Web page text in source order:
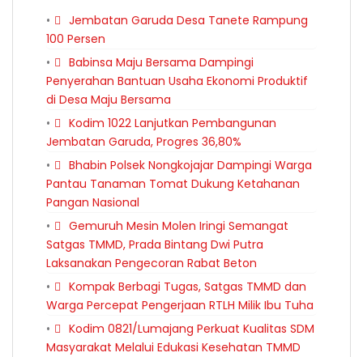
Jembatan Garuda Desa Tanete Rampung
100 Persen
Babinsa Maju Bersama Dampingi
Penyerahan Bantuan Usaha Ekonomi Produktif
di Desa Maju Bersama
Kodim 1022 Lanjutkan Pembangunan
Jembatan Garuda, Progres 36,80%
Bhabin Polsek Nongkojajar Dampingi Warga
Pantau Tanaman Tomat Dukung Ketahanan
Pangan Nasional
Gemuruh Mesin Molen Iringi Semangat
Satgas TMMD, Prada Bintang Dwi Putra
Laksanakan Pengecoran Rabat Beton
Kompak Berbagi Tugas, Satgas TMMD dan
Warga Percepat Pengerjaan RTLH Milik Ibu Tuha
Kodim 0821/Lumajang Perkuat Kualitas SDM
Masyarakat Melalui Edukasi Kesehatan TMMD